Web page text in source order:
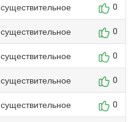
существительное 0
существительное 0
существительное 0
существительное 0
существительное 0